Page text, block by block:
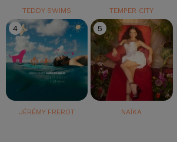
TEDDY SWIMS TEMPER CITY
4
JÉRÉMY FREROT
5
NAÏKA